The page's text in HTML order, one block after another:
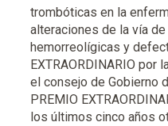
trombóticas en la
alteraciones de la vía
hemorreolígicas y
EXTRAORDINARIO
el consejo de Gobierno
PREMIO
los últimos cinco años